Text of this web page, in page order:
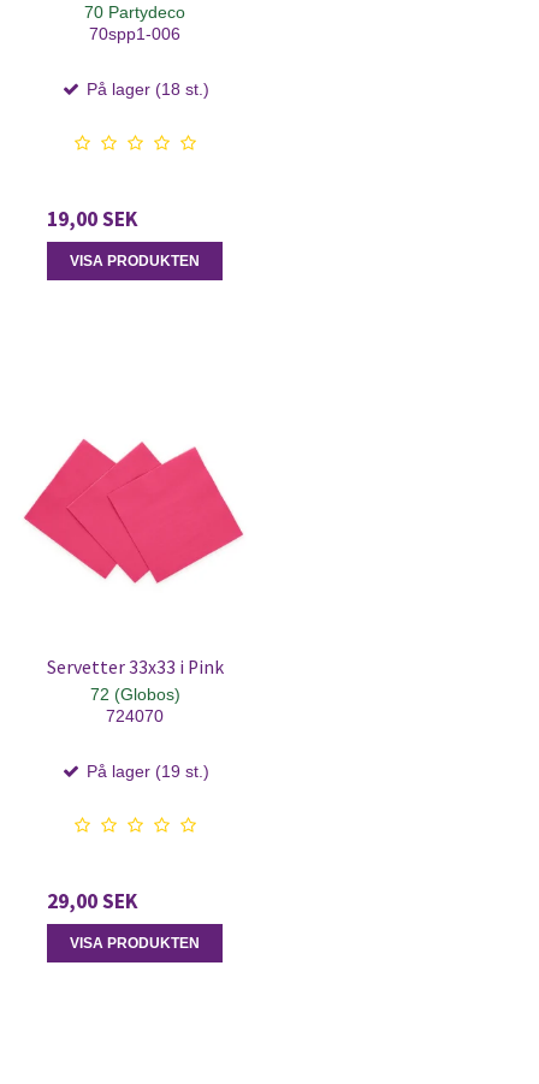
70 Partydeco
70spp1-006
På lager (18 st.)
19,00 SEK
VISA PRODUKTEN
Servetter 33x33 i Pink
72 (Globos)
724070
På lager (19 st.)
29,00 SEK
VISA PRODUKTEN